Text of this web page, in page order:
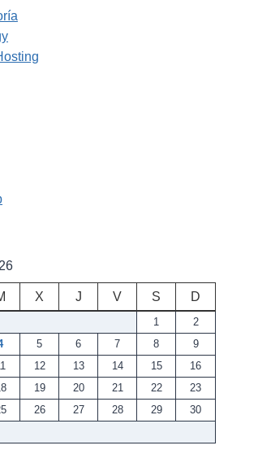
X J V S D
1
2
5 6 7 8
9
12 13 14 15
16
19 20 21 22
23
26 27 28 29
30